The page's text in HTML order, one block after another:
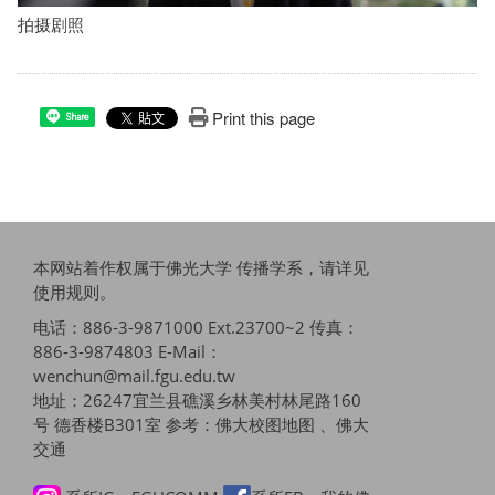
拍摄剧照
Share Print this page
本网站着作权属于佛光大学 传播学系，请详见
使用规则。
电话：886-3-9871000 Ext.23700~2 传真：
886-3-9874803 E-Mail：
wenchun@mail.fgu.edu.tw
地址：26247宜兰县礁溪乡林美村林尾路160
号 德香楼B301室 参考： 佛大校图地图 、佛大
交通